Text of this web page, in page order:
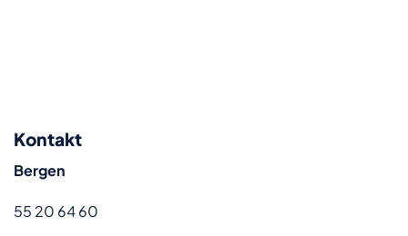
Kontakt
Bergen
55 20 64 60